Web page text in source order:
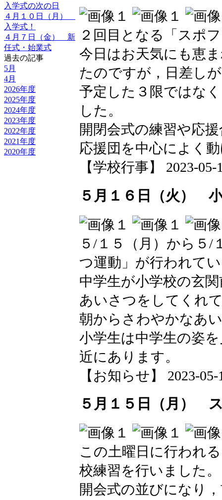
入学式の次の日
４月１０日（月）
入学式！
４月７日（金） 新
任式・始業式
過去の記事
5月
4月
2026年度
2025年度
2024年度
2023年度
2022年度
2021年度
2020年度
２回目となる「スポ
今日はお天気にも恵
たのですが，日差し
予定した３限ではな
した。
開閉会式の練習や応
応援団を中心によく
【学校行事】 2023-05-
５月１６日（火）
５/１５（月）から５/
つ運動」が行われて
中学生が小学校の玄
あいさつをしてくれ
朝からさわやかなあ
小学生は中学生の姿
近にあります。
【お知らせ】 2023-
５月１５日（月）
この土曜日に行われ
校練習を行いました。
開会式の並びになり